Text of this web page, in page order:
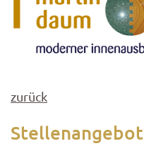
zurück
Stellenangebot